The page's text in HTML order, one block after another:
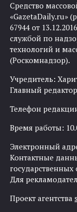
Средство
«GazetaDaily.ru»
67944 от
службой по
технологий и
(Роскомнадзор).
Учредитель:
Главный
Телефон
Время работы:
Электронный
Контактные
государственных
Для
Проект агентства